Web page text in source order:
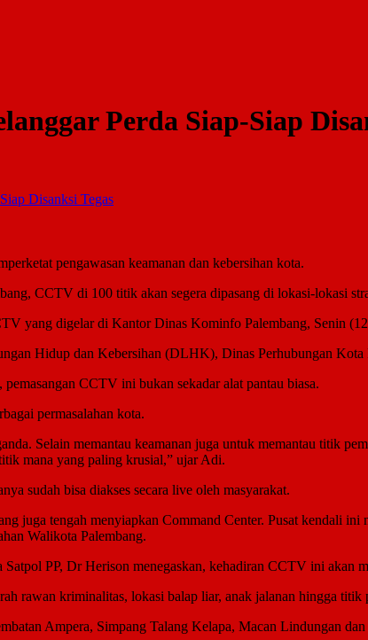
Perda Siap-Siap
Disanksi Tegas
pengawasan keamanan dan kebersihan kota.
CCTV di 100 titik akan segera dipasang di lokasi-lokasi
yang digelar di Kantor Dinas Kominfo Palembang, Senin
Hidup dan Kebersihan (DLHK), Dinas Perhubungan Kota
CCTV ini bukan sekadar alat pantau biasa.
permasalahan kota.
Selain memantau keamanan juga untuk memantau titik
mana yang paling krusial,” ujar Adi.
sudah bisa diakses secara live oleh masyarakat.
juga tengah menyiapkan Command Center. Pusat kendali
Walikota Palembang.
PP, Dr Herison menegaskan, kehadiran CCTV ini akan
rawan kriminalitas, lokasi balap liar, anak jalanan hingga titik
Ampera, Simpang Talang Kelapa, Macan Lindungan